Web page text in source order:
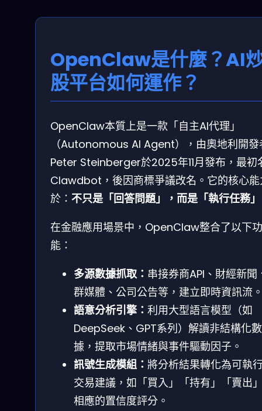
OpenClaw是什麼？AI
股平台如何運作？
OpenClaw本質上是一款「自主AI代理」
（Autonomous AI Agent），由奧地利開發
Peter Steinberger於2025年11月發布，最初
Clawdbot，後因商標爭議改名。它的核心能
於： 不只是「回答問題」，而是「執行任務」
在金融應用場景中，OpenClaw整合了以下功
能：
多源數據抓取： 串接券商API、財經新聞
群媒體、公司公告等，建立即時資訊流
語意分析引擎： 利用大型語言模型（如
DeepSeek、GPT系列）解讀非結構化數
據，提取市場情緒與事件驅動因子。
訊號生成模組： 將分析結果轉化為可執
交易建議，如「買入」「持有」「賣出
相應的置信度評分。